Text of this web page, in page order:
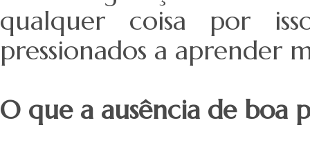
qualquer coisa por
pressionados a aprender
O que a ausência de boa